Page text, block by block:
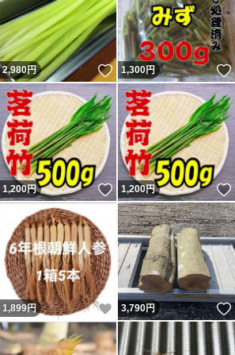
いね！
2,980円 いいね！
1,300円
いいね！
1,200円 いいね！
1,200円
いね！
1,899円 いいね！
3,790円